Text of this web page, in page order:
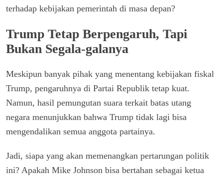
terhadap kebijakan pemerintah di masa depan?
Trump Tetap Berpengaruh, Tapi
Bukan Segala-galanya
Meskipun banyak pihak yang menentang kebijakan fiskal
Trump, pengaruhnya di Partai Republik tetap kuat.
Namun, hasil pemungutan suara terkait batas utang
negara menunjukkan bahwa Trump tidak lagi bisa
mengendalikan semua anggota partainya.
Jadi, siapa yang akan memenangkan pertarungan politik
ini? Apakah Mike Johnson bisa bertahan sebagai ketua